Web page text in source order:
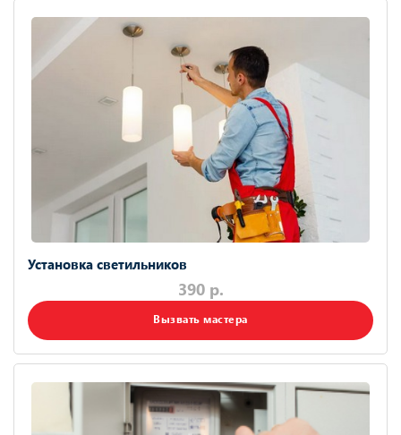
Установка светильников
390 р.
Вызвать мастера